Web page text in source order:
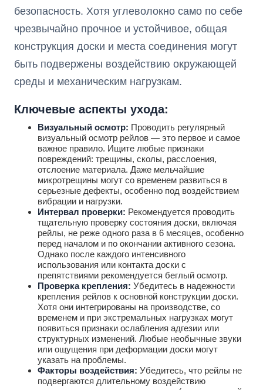
безопасность. Хотя углеволокно само по себе
чрезвычайно прочное и устойчивое, общая
конструкция доски и места соединения могут
быть подвержены воздействию окружающей
среды и механическим нагрузкам.
Ключевые аспекты ухода:
Визуальный осмотр: Проводить регулярный
визуальный осмотр рейлов — это первое и самое
важное правило. Ищите любые признаки
повреждений: трещины, сколы, расслоения,
отслоение материала. Даже мельчайшие
микротрещины могут со временем развиться в
серьезные дефекты, особенно под воздействием
вибрации и нагрузки.
Интервал проверки: Рекомендуется проводить
тщательную проверку состояния доски, включая
рейлы, не реже одного раза в 6 месяцев, особенно
перед началом и по окончании активного сезона.
Однако после каждого интенсивного
использования или контакта доски с
препятствиями рекомендуется беглый осмотр.
Проверка крепления: Убедитесь в надежности
крепления рейлов к основной конструкции доски.
Хотя они интегрированы на производстве, со
временем и при экстремальных нагрузках могут
появиться признаки ослабления адгезии или
структурных изменений. Любые необычные звуки
или ощущения при деформации доски могут
указать на проблемы.
Факторы воздействия: Убедитесь, что рейлы не
подвергаются длительному воздействию